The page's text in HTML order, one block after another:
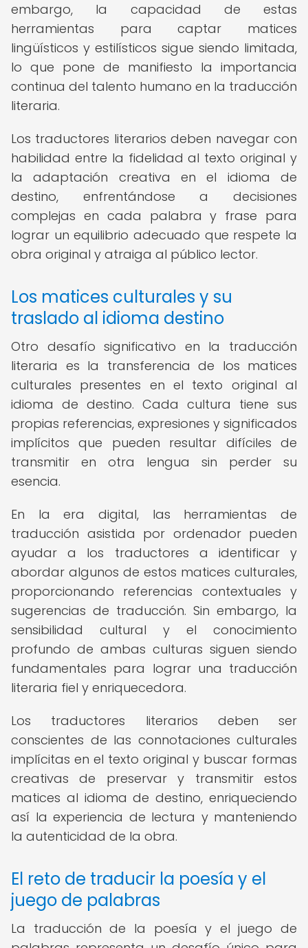
embargo, la capacidad de estas
herramientas para captar matices
lingüísticos y estilísticos sigue siendo limitada,
lo que pone de manifiesto la importancia
continua del talento humano en la traducción
literaria.
Los traductores literarios deben navegar con
habilidad entre la fidelidad al texto original y
la adaptación creativa en el idioma de
destino, enfrentándose a decisiones
complejas en cada palabra y frase para
lograr un equilibrio adecuado que respete la
obra original y atraiga al público lector.
Los matices culturales y su
traslado al idioma destino
Otro desafío significativo en la traducción
literaria es la transferencia de los matices
culturales presentes en el texto original al
idioma de destino. Cada cultura tiene sus
propias referencias, expresiones y significados
implícitos que pueden resultar difíciles de
transmitir en otra lengua sin perder su
esencia.
En la era digital, las herramientas de
traducción asistida por ordenador pueden
ayudar a los traductores a identificar y
abordar algunos de estos matices culturales,
proporcionando referencias contextuales y
sugerencias de traducción. Sin embargo, la
sensibilidad cultural y el conocimiento
profundo de ambas culturas siguen siendo
fundamentales para lograr una traducción
literaria fiel y enriquecedora.
Los traductores literarios deben ser
conscientes de las connotaciones culturales
implícitas en el texto original y buscar formas
creativas de preservar y transmitir estos
matices al idioma de destino, enriqueciendo
así la experiencia de lectura y manteniendo
la autenticidad de la obra.
El reto de traducir la poesía y el
juego de palabras
La traducción de la poesía y el juego de